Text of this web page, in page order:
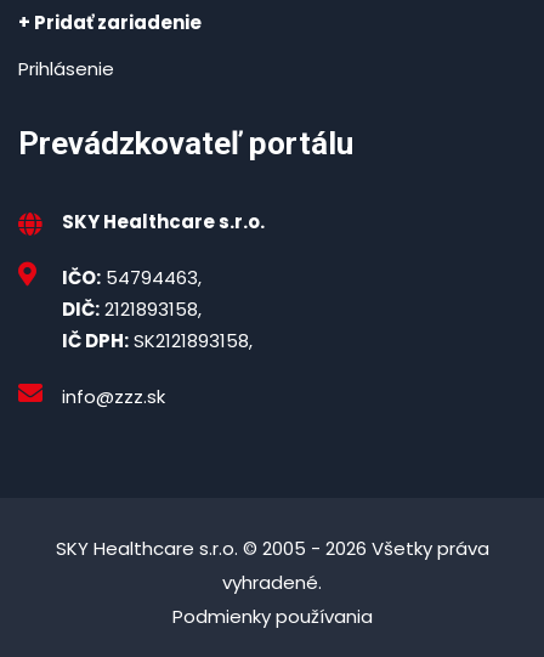
+ Pridať zariadenie
Prihlásenie
Prevádzkovateľ portálu
SKY Healthcare s.r.o.
IČO: 54794463,
DIČ:2121893158,
IČ DPH:SK2121893158,
info@zzz.sk
SKY Healthcare s.r.o. © 2005 - 2026 Všetky práva
vyhradené.
Podmienky používania